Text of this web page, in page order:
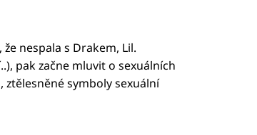
nespala s Drakem, Lil.
pak začne mluvit o sexuálních
symboly sexuální